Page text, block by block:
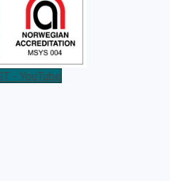
- YouTube